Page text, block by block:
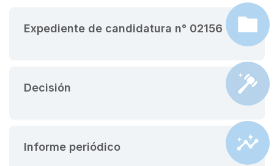
Expediente de candidatura n° 02156
Decisión
Informe periódico